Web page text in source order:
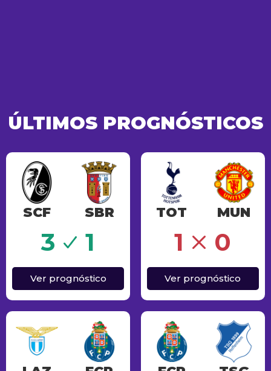
ÚLTIMOS PROGNÓSTICOS
SCF SBR
3 1
Ver prognóstico
TOT MUN
1
Erro 0
Ver prognóstico